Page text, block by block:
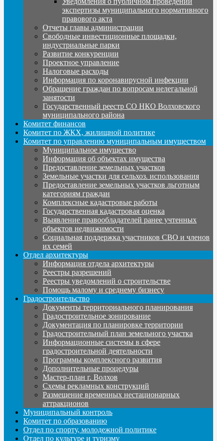
экспертизы муниципального нормативного
правового акта
Отчеты главы администрации
Свободные инвестиционные площадки,
индустриальные парки
Развитие конкуренции
Проектное управление
Налоговые расходы
Информация по коронавирусной инфекции
Обращение граждан по вопросам нелегальной
занятости
Государственный реестр СО НКО Волховского
муниципального района
Комитет финансов
Комитет по ЖКХ, жилищной политике
Комитет по управлению муниципальным имуществом
Муниципальное имущество
Информация об объектах имущества
Предоставление земельных участков
Земельные участки для сельхоз. использования
Предоставление земельных участков льготным
категориям граждан
Комплексные кадастровые работы
Государственная кадастровая оценка
Выявление правообладателей ранее учтенных
объектов недвижимости
Социальная поддержка участников СВО и членов
их семей
Отдел архитектуры
Информация отдела архитектуры
Реестры разрешений
Реестры уведомлений о строительстве
Помощь малому и среднему бизнесу
Градостроительство
Документы территориального планирования
Градостроительное зонирование
Документация по планировке территории
Градостроительный план земельного участка
Информационные системы в сфере
градостроительной деятельности
Программы комплексного развития
Дополнительные процедуры
Мастер-план г. Волхов
Схемы рекламных конструкций
Размещение временных нестационарных
аттракционов
Муниципальный контроль
Комитет по образованию
Отдел по спорту, молодежной политике
Отдел по культуре и туризму